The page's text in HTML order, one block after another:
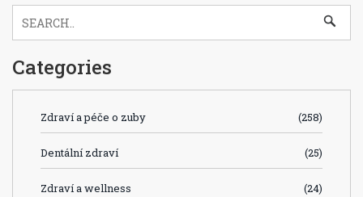
Categories
Zdraví a péče o zuby (258)
Dentální zdraví (25)
Zdraví a wellness (24)